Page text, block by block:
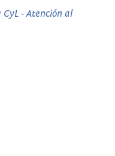
- Atención al